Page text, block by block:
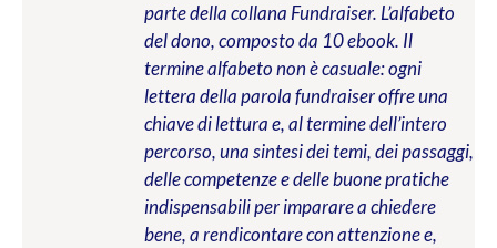
parte della collana Fundraiser. L’alfabeto
del dono, composto da 10 ebook. Il
termine alfabeto non è casuale: ogni
lettera della parola fundraiser offre una
chiave di lettura e, al termine dell’intero
percorso, una sintesi dei temi, dei passaggi,
delle competenze e delle buone pratiche
indispensabili per imparare a chiedere
bene, a rendicontare con attenzione e,